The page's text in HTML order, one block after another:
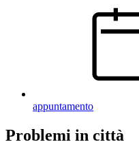
appuntamento
Problemi in città